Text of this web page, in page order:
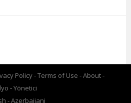
Policy Terms of Use
About
Yönetici
Azerbaijani